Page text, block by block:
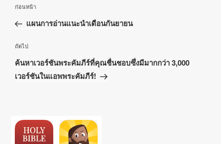
นำทาง
เรื่อง
ก่อน
ก่อนหน้า
แผนการอ่านแนะนำเดือนกันยายน
เรื่อง
ถัด
ไป
ถัดไป
ค้นหาเวอร์ชันพระคัมภีร์ที่คุณชื่นชอบซึ่งมีมากกว่า 3,000
เวอร์ชันในแอพพระคัมภีร์!